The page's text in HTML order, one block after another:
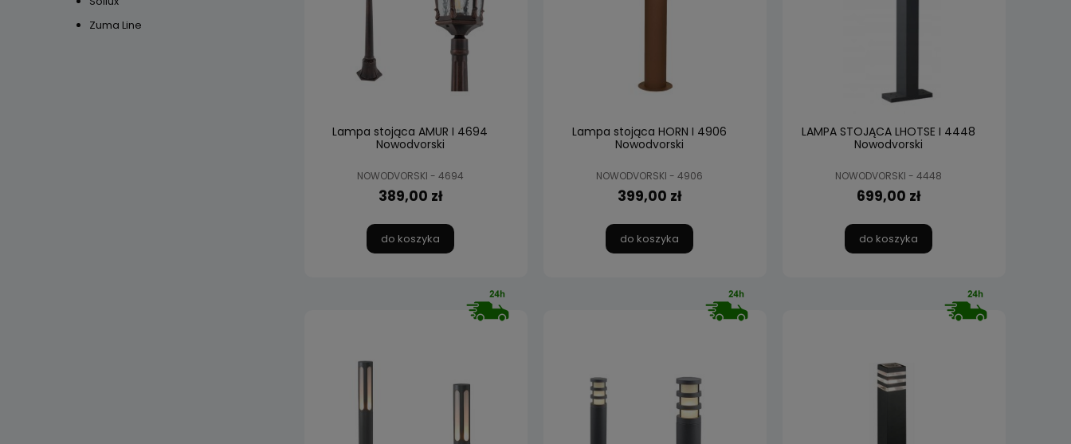
Zuma Line
Lampa stojąca AMUR I 4694
Nowodvorski
NOWODVORSKI - 4694
389,00 zł
do koszyka
Lampa stojąca HORN I 4906
Nowodvorski
NOWODVORSKI - 4906
399,00 zł
do koszyka
LAMPA STOJĄCA LHOTSE I 4448
Nowodvorski
NOWODVORSKI - 4448
699,00 zł
do koszyka